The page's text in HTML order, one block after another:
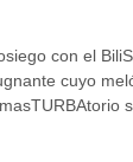
con el
cuyo